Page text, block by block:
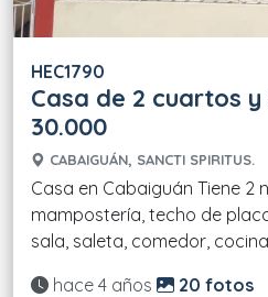
HEC1790
Casa de 2 cuartos
30.000
CABAIGUÁN, SANCTI SPIRITUS.
Casa en Cabaiguán Tiene 2
mampostería, techo de
sala, saleta, comedor,
Actualizado:
hace 4 años 20 fotos